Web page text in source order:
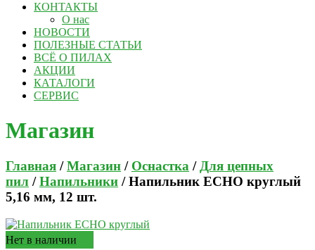
КОНТАКТЫ
О нас
НОВОСТИ
ПОЛЕЗНЫЕ СТАТЬИ
ВСЁ О ПИЛАХ
АКЦИИ
КАТАЛОГИ
СЕРВИС
Магазин
Главная /Магазин / Оснастка /Для цепных
пил /Напильники / Напильник ECHO круглый
5,16 мм, 12 шт.
Нет в наличии